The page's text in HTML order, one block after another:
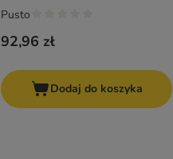
92,96 zł
Pusto
Dodaj do koszyka